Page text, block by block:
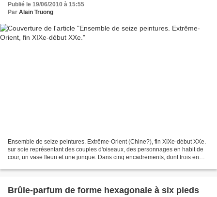
Publié le 19/06/2010 à 15:55
Par Alain Truong
Ensemble de seize peintures. Extrême-Orient (Chine?), fin XIXe-début XXe.
sur soie représentant des couples d'oiseaux, des personnages en habit de
cour, un vase fleuri et une jonque. Dans cinq encadrements, dont trois en
Brûle-parfum de forme hexagonale à six pieds